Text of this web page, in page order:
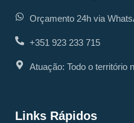
Orçamento 24h via
+351 923 233 715
Atuação: Todo o território
Links Rápidos